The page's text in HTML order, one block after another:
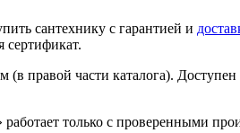
сантехнику с гарантией и
сертификат.
(в правой части каталога).
только с проверенными